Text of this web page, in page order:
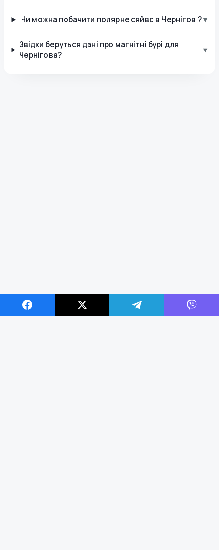
Чи можна побачити полярне сяйво в Чернігові?▾
Звідки беруться дані про магнітні бурі для
Чернігова?
▾